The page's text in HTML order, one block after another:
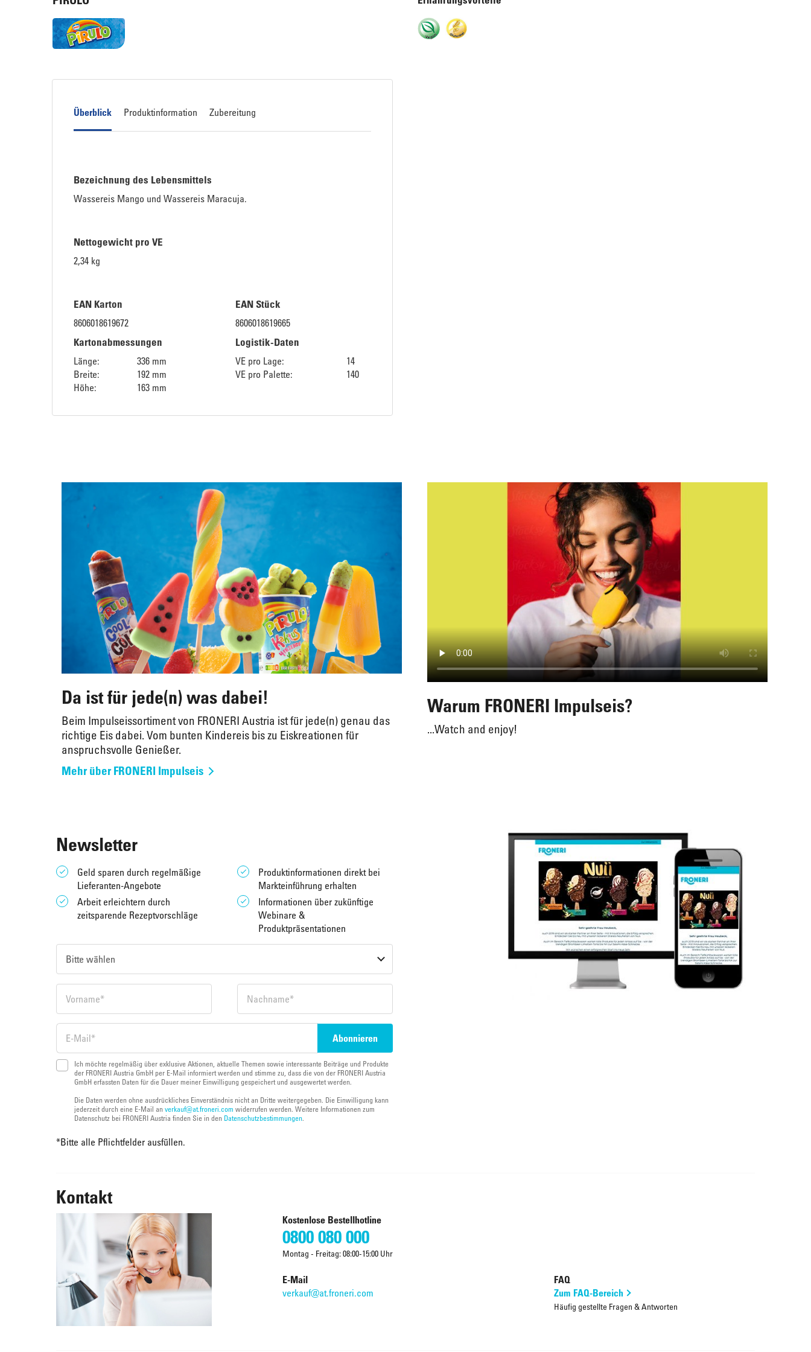
Überblick Produktinformation Zubereitung
Bezeichnung des Lebensmittels
Wassereis Mango und Wassereis Maracuja.
Nettogewicht pro VE
2,34 kg
EAN Karton
8606018619672
EAN Stück
8606018619665
Kartonabmessungen
Länge:
336 mm
Breite:
192 mm
Höhe:
163 mm
Logistik-Daten
VE pro Lage:
14
VE pro Palette:
140
Da ist für jede(n) was dabei!
Beim Impulseissortiment von FRONERI Austria ist für jede(n) genau das
richtige Eis dabei. Vom bunten Kindereis bis zu Eiskreationen für
anspruchsvolle Genießer.
Mehr über FRONERI Impulseis
Warum FRONERI Impulseis?
Newsletter
Geld sparen durch regelmäßige
Lieferanten-Angebote
Produktinformationen direkt bei
Markteinführung erhalten
Arbeit erleichtern durch
zeitsparende Rezeptvorschläge
Informationen über zukünftige
Webinare &
Produktpräsentationen
Ich möchte regelmäßig über exklusive Aktionen, aktuelle Themen sowie interessante Beiträge und Produkte
der FRONERI Austria GmbH per E-Mail informiert werden und stimme zu, dass die von der FRONERI Austria
GmbH erfassten Daten für die Dauer meiner Einwilligung gespeichert und ausgewertet werden.
Die Daten werden ohne ausdrückliches Einverständnis nicht an Dritte weitergegeben. Die Einwilligung kann
jederzeit durch eine E-Mail an verkauf@at.froneri.com widerrufen werden. Weitere Informationen zum
Datenschutz bei FRONERI Austria finden Sie in den Datenschutzbestimmungen.
*Bitte alle Pflichtfelder ausfüllen.
Kontakt
Kostenlose Bestellhotline
0800 080 000
Montag - Freitag: 08:00-15:00 Uhr
E-Mail
verkauf@at.froneri.com
FAQ
Zum FAQ-Bereich
Häufig gestellte Fragen & Antworten